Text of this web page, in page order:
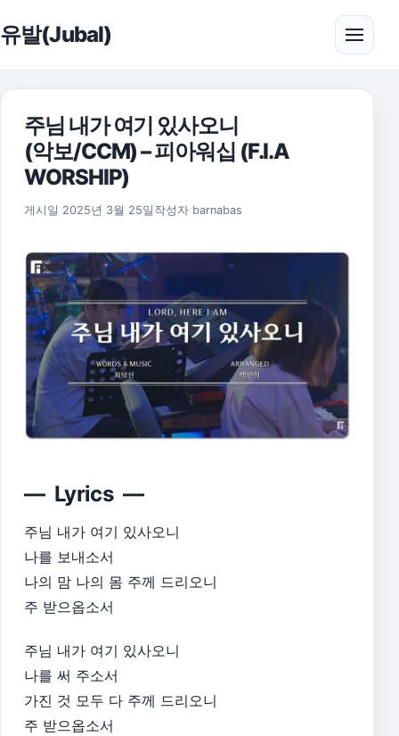
유발(Jubal) 메뉴
주님 내가 여기 있사오니
(악보/CCM) – 피아워십 (F.I.A
WORSHIP)
게시일 2025년 3월 25일 2025년 11월 17일
작성자 barnabas
— Lyrics —
주님 내가 여기 있사오니
나를 보내소서
나의 맘 나의 몸 주께 드리오니
주 받으옵소서​
주님 내가 여기 있사오니
나를 써 주소서
가진 것 모두 다 주께 드리오니
주 받으옵소서​